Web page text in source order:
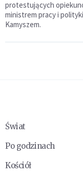
protestujących
ministrem pracy i
Kamyszem.
Świat
Po godzinach
Kościół